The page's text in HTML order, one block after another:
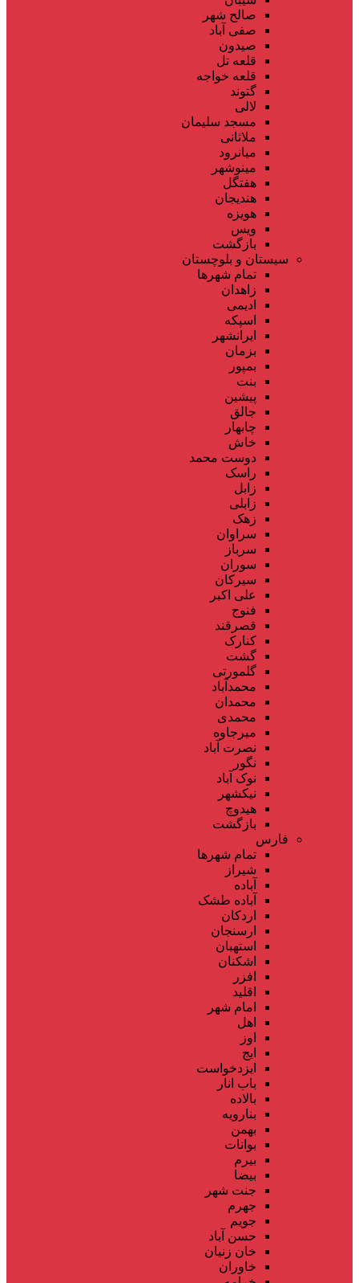
صالح شهر
صفی آباد
صیدون
قلعه تل
قلعه خواجه
گتوند
لالی
مسجد سلیمان
ملاثانی
میانرود
مینوشهر
هفتگل
هندیجان
هویزه
ویس
بازگشت
سیستان و بلوچستان
تمام شهر‌ها
زاهدان
ادیمی
اسپکه
ایرانشهر
بزمان
بمپور
بنت
پیشین
جالق
چابهار
خاش
دوست محمد
راسک
زابل
زابلی
زهک
سراوان
سرباز
سوران
سیرکان
علی اکبر
فنوج
قصرقند
کنارک
گشت
گلمورتی
محمدآباد
محمدان
محمدی
میرجاوه
نصرت آباد
نگور
نوک آباد
نیکشهر
هیدوچ
بازگشت
فارس
تمام شهر‌ها
شیراز
آباده
آباده طشک
اردکان
ارسنجان
استهبان
اشکنان
افزر
اقلید
امام شهر
اهل
اوز
ایج
ایزدخواست
باب انار
بالاده
بنارویه
بهمن
بوانات
بیرم
بیضا
جنت شهر
جهرم
جویم
حسن آباد
خان زنیان
خاوران